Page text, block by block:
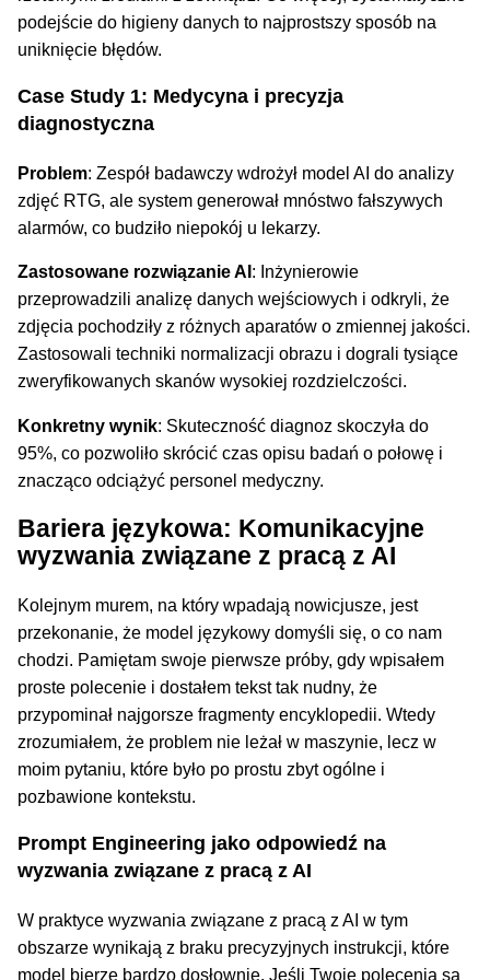
podejście do higieny danych to najprostszy sposób na
uniknięcie błędów.
Case Study 1: Medycyna i precyzja
diagnostyczna
Problem: Zespół badawczy wdrożył model AI do analizy
zdjęć RTG, ale system generował mnóstwo fałszywych
alarmów, co budziło niepokój u lekarzy.
Zastosowane rozwiązanie AI : Inżynierowie
przeprowadzili analizę danych wejściowych i odkryli, że
zdjęcia pochodziły z różnych aparatów o zmiennej jakości.
Zastosowali techniki normalizacji obrazu i dograli tysiące
zweryfikowanych skanów wysokiej rozdzielczości.
Konkretny wynik: Skuteczność diagnoz skoczyła do
95%, co pozwoliło skrócić czas opisu badań o połowę i
znacząco odciążyć personel medyczny.
Bariera językowa: Komunikacyjne
wyzwania związane z pracą z AI
Kolejnym murem, na który wpadają nowicjusze, jest
przekonanie, że model językowy domyśli się, o co nam
chodzi. Pamiętam swoje pierwsze próby, gdy wpisałem
proste polecenie i dostałem tekst tak nudny, że
przypominał najgorsze fragmenty encyklopedii. Wtedy
zrozumiałem, że problem nie leżał w maszynie, lecz w
moim pytaniu, które było po prostu zbyt ogólne i
pozbawione kontekstu.
Prompt Engineering jako odpowiedź na
wyzwania związane z pracą z AI
W praktyce wyzwania związane z pracą z AI w tym
obszarze wynikają z braku precyzyjnych instrukcji, które
model bierze bardzo dosłownie. Jeśli Twoje polecenia są